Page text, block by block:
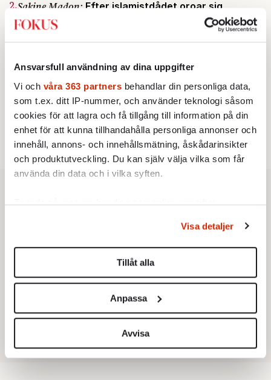
Ansvarsfull användning av dina uppgifter
Vi och våra 363 partners behandlar din personliga data,
som t.ex. ditt IP-nummer, och använder teknologi såsom
cookies för att lagra och få tillgång till information på din
enhet för att kunna tillhandahålla personliga annonser och
innehåll, annons- och innehållsmätning, åskådarinsikter
och produktutveckling. Du kan själv välja vilka som får
använda din data och i vilka syften.
Ta reda på mer om hur dina personliga uppgifter
Du kan ändra eller dra tillbaka ditt samtycke när som
helst från cookie-förklaringen.
Vi använder enhetsidentifierare för att anpassa innehållet
för sociala medier och analysera vår trafik. Vi
vidarebefordrar även sådana identifierare och annan
information från din enhet till de sociala medier och
annons- och analysföretag som vi samarbetar med.
Visa detaljer
Tillåt alla
Anpassa
Avvisa
2.Sakine Madon: Efter islamistdådet oroar sig
vänstern för Agnes Wold
STICKET
3.Dan Korn:Quisling, quislingar och sten i glashus
4.Därför liknar Putin både tsaren och Stalin
Av: Bengt Jangfeldt
KRÖNIKA
5.Frans Wachtmeister:Ja, AC är ett hot mot den
franska civilisationen
STICKET
6.Johan Romin:Varför ställs aldrig dessa frågor?